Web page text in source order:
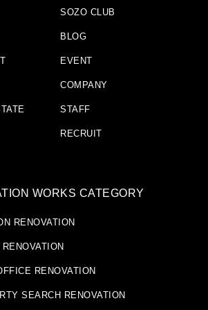
SOZO CLUB
BLOG
EVENT
COMPANY
STAFF
RECRUIT
WORKS CATEGORY
RENOVATION
RENOVATION
SEARCH RENOVATION